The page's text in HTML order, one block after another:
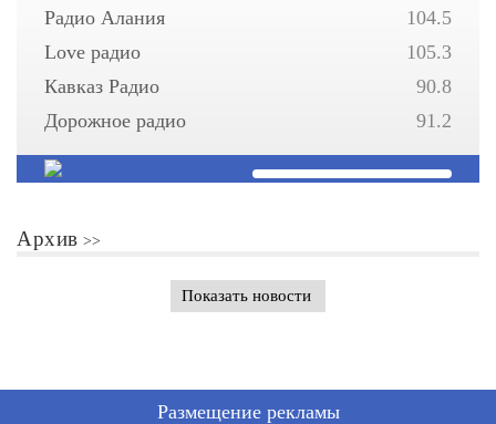
Радио Алания
104.5
Love радио
105.3
Кавказ Радио
90.8
Дорожное радио
91.2
Архив
Показать новости
Размещение рекламы